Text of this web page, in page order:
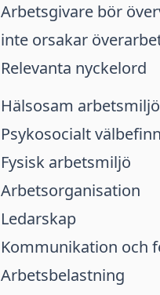
Arbetsgivare bör
inte orsakar
Relevanta nyckelord
Hälsosam arbetsmiljö
Psykosocialt
Fysisk arbetsmiljö
Arbetsorganisation
Ledarskap
Kommunikation och
Arbetsbelastning